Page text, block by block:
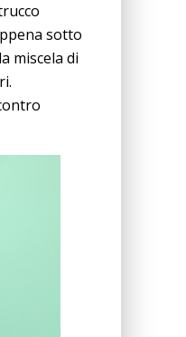
sotto
miscela di